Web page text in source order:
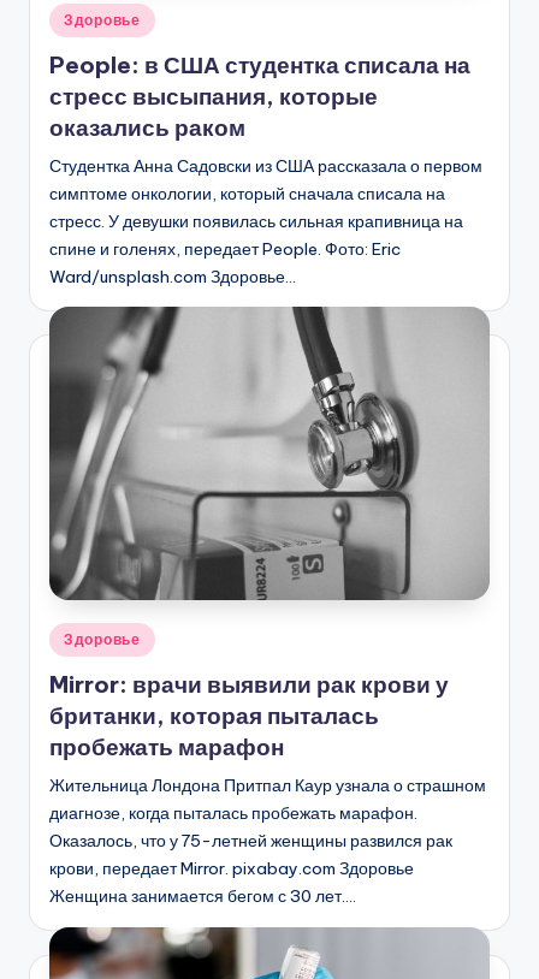
Опубликовано
Здоровье
People: в США студентка списала на
стресс высыпания, которые
оказались раком
Студентка Анна Садовски из США рассказала о первом
симптоме онкологии, который сначала списала на
стресс. У девушки появилась сильная крапивница на
спине и голенях, передает People. Фото: Eric
Ward/unsplash.com Здоровье…
Опубликовано
Здоровье
Mirror: врачи выявили рак крови у
британки, которая пыталась
пробежать марафон
Жительница Лондона Притпал Каур узнала о страшном
диагнозе, когда пыталась пробежать марафон.
Оказалось, что у 75-летней женщины развился рак
крови, передает Mirror. pixabay.com Здоровье
Женщина занимается бегом с 30 лет.…